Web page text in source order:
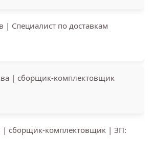
| Специалист по доставкам
| сборщик-комплектовщик
| сборщик-комплектовщик | ЗП: